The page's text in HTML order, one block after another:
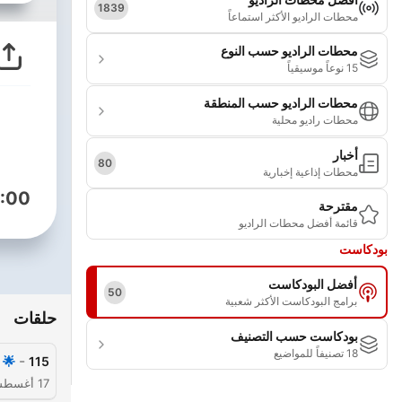
محطات الراديو الأكثر استماعاً
1839
محطات الراديو حسب النوع
15 نوعاً موسيقياً
محطات الراديو حسب المنطقة
محطات راديو محلية
أخبار
محطات إذاعية إخبارية
80
مقترحة
قائمة أفضل محطات الراديو
بودكاست
أفضل البودكاست
برامج البودكاست الأكثر شعبية
50
بودكاست حسب التصنيف
18 تصنيفاً للمواضيع
حلقات
115
-
🌟 Support Quran Central
17 أغسطس 2025